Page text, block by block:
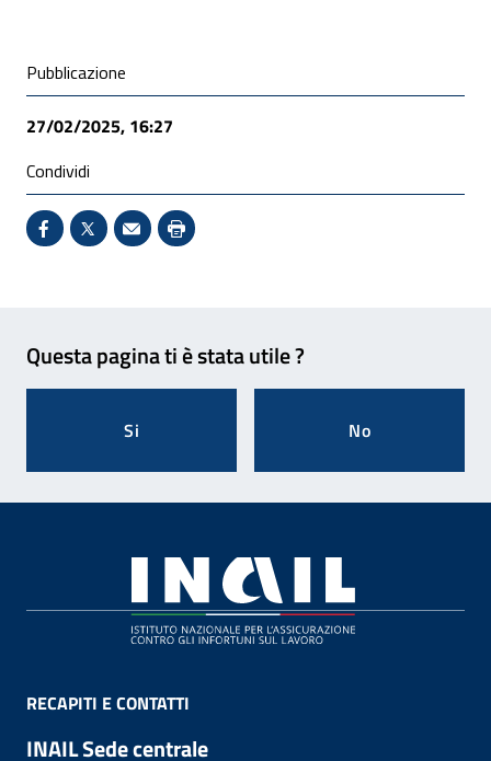
Condivisione social
Pubblicazione
27/02/2025, 16:27
Condividi
Condividi su Facebook - Sito esterno - Apertura in
X - Sito esterno - Apertura in nuova finestra
Invio Mail: apre il programma di posta
Stampa pagina: scelta meno
Questa pagina ti è stata utile ?
Si No
RECAPITI E CONTATTI
INAIL Sede centrale